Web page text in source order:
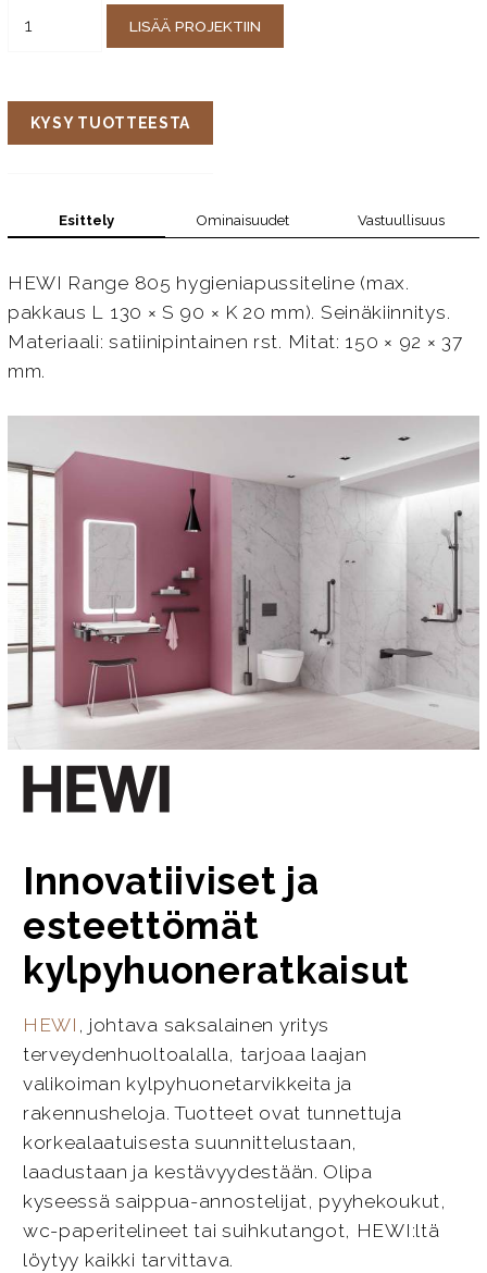
LISÄÄ PROJEKTIIN
KYSY TUOTTEESTA
Esittely Ominaisuudet Vastuullisuus
HEWI Range 805 hygieniapussiteline (max.
pakkaus L 130 × S 90 × K 20 mm). Seinäkiinnitys.
Materiaali: satiinipintainen rst. Mitat: 150 × 92 × 37
mm.
Innovatiiviset ja
esteettömät
kylpyhuoneratkaisut
HEWI , johtava saksalainen yritys
terveydenhuoltoalalla, tarjoaa laajan
valikoiman kylpyhuonetarvikkeita ja
rakennusheloja. Tuotteet ovat tunnettuja
korkealaatuisesta suunnittelustaan,
laadustaan ja kestävyydestään. Olipa
kyseessä saippua-annostelijat, pyyhekoukut,
wc-paperitelineet tai suihkutangot, HEWI:ltä
löytyy kaikki tarvittava.